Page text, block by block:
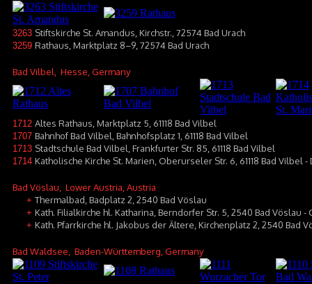
3263 Stiftskirche St. Amandus, Kirchstr., 72574 Bad Urach
3259 Rathaus, Marktplatz 8–9, 72574 Bad Urach
Bad Vilbel , Hesse, Germany
1712 Altes Rathaus, Marktplatz 5, 61118 Bad Vilbel
1707 Bahnhof Bad Vilbel, Bahnhofsplatz 1, 61118 Bad Vilbel
1713 Stadtschule Bad Vilbel, Frankfurter Str. 85, 61118 Bad Vilbel
1714 Katholische Kirche St. Marien, Oberurseler Str. 6, 61118 Bad Vilbel
Bad Vöslau , Lower Austria, Austria
+ Thermalbad, Badplatz 2, 2540 Bad Vöslau
+ Kath. Filialkirche hl. Katharina, Berndorfer Str. 5, 2540 Bad Vöslau -
+ Kath. Pfarrkirche hl. Jakobus der Ältere, Kirchenplatz 2, 2540 Bad
Bad Waldsee , Baden-Württemberg, Germany